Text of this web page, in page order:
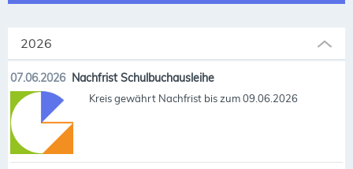
2026
07.06.2026 Nachfrist Schulbuchausleihe
Kreis gewährt Nachfrist bis zum 09.06.2026